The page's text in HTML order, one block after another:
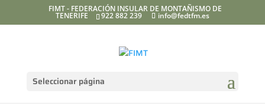
FIMT - FEDERACIÓN INSULAR DE MONTAÑISMO DE
TENERIFE 922 882 239 info@fedtfm.es
Seleccionar página